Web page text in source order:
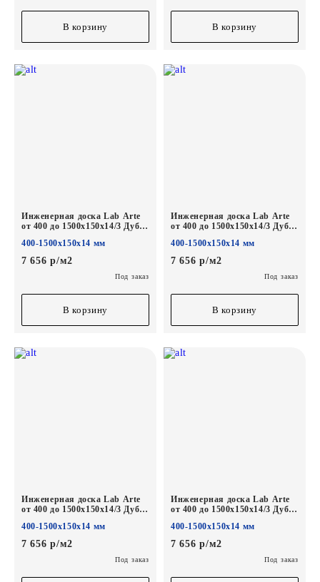
В корзину В корзину
Инженерная доска Lab Arte
от 400 до 1500х150х14/3 Дуб
400-1500х150х14 мм
7 656 р/м2
Под заказ
В корзину
Инженерная доска Lab Arte
от 400 до 1500х150х14/3 Дуб
400-1500х150х14 мм
7 656 р/м2
Под заказ
В корзину
Инженерная доска Lab Arte
от 400 до 1500х150х14/3 Дуб
400-1500х150х14 мм
7 656 р/м2
Под заказ
Инженерная доска Lab Arte
от 400 до 1500х150х14/3 Дуб
400-1500х150х14 мм
7 656 р/м2
Под заказ